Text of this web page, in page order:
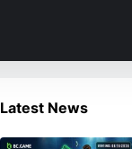
Latest News